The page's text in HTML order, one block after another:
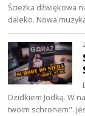
Ścieżka dźwiękowa
daleko. Nowa
Dzidkiem Jodką. W
twoim schronem".